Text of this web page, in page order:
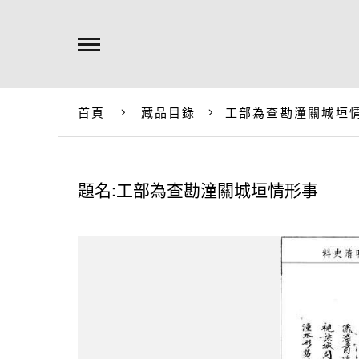
首頁 藏品目錄 工部為查勘潼關城垣
題名:工部為查勘潼關城垣情形事